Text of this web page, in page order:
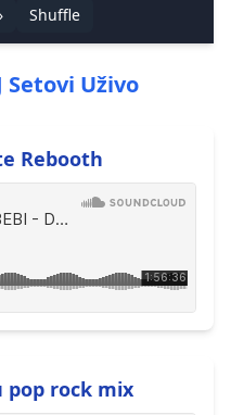
Shuffle
Setovi Uživo
Rebooth
pop rock mix